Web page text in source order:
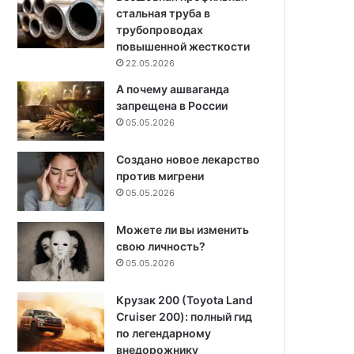
стальная труба в
трубопроводах
повышенной жесткости
22.05.2026
А почему ашваганда
запрещена в России
05.05.2026
Создано новое лекарство
против мигрени
05.05.2026
Можете ли вы изменить
свою личность?
05.05.2026
Крузак 200 (Toyota Land
Cruiser 200): полный гид
по легендарному
внедорожнику